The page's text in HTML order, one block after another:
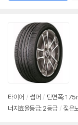
타이어 / 썸머 / 단면폭:
너지효율등급: 2등급 / 젖은